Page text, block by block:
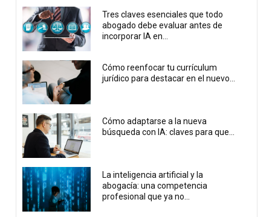
Tres claves esenciales que todo
abogado debe evaluar antes de
incorporar IA en...
Cómo reenfocar tu currículum
jurídico para destacar en el nuevo...
Cómo adaptarse a la nueva
búsqueda con IA: claves para que...
La inteligencia artificial y la
abogacía: una competencia
profesional que ya no...